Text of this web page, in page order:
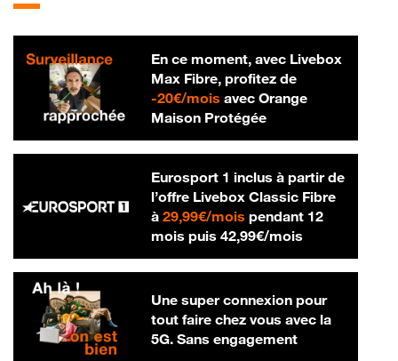
En ce moment, avec Livebox
Max Fibre, profitez de
-20€/mois20 € par mois
avec Orange
Maison Protégée
Eurosport 1 inclus à partir de
l’offre Livebox Classic Fibre
à 29,99€/mois29,99 € par mois
pendant 12
mois puis 42,99€/mois42,99 € par
Une super connexion pour
tout faire chez vous avec la
5G. Sans engagement